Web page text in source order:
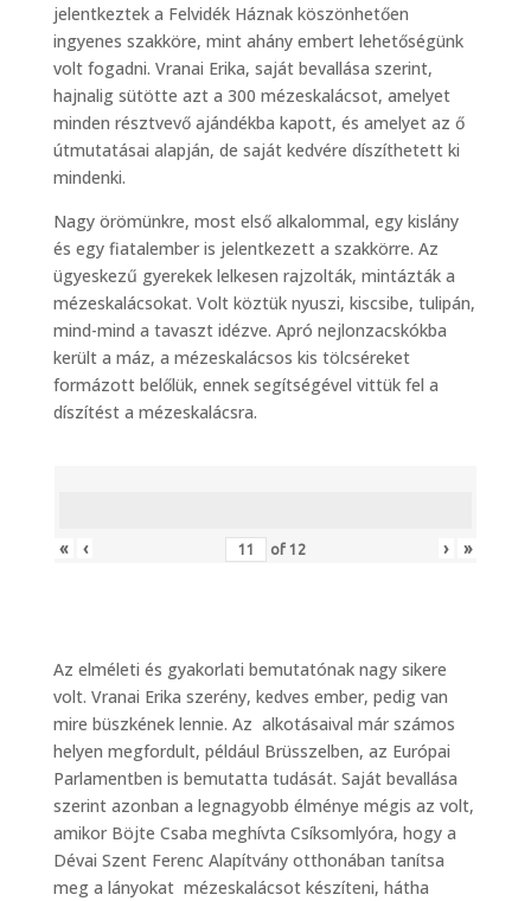
jelentkeztek a Felvidék Háznak köszönhetően
ingyenes szakköre, mint ahány embert lehetőségünk
volt fogadni. Vranai Erika, saját bevallása szerint,
hajnalig sütötte azt a 300 mézeskalácsot, amelyet
minden résztvevő ajándékba kapott, és amelyet az ő
útmutatásai alapján, de saját kedvére díszíthetett ki
mindenki.
Nagy örömünkre, most első alkalommal, egy kislány
és egy fiatalember is jelentkezett a szakkörre. Az
ügyeskezű gyerekek lelkesen rajzolták, mintázták a
mézeskalácsokat. Volt köztük nyuszi, kiscsibe, tulipán,
mind-mind a tavaszt idézve. Apró nejlonzacskókba
került a máz, a mézeskalácsos kis tölcséreket
formázott belőlük, ennek segítségével vittük fel a
díszítést a mézeskalácsra.
« ‹ of 12 › »
Az elméleti és gyakorlati bemutatónak nagy sikere
volt. Vranai Erika szerény, kedves ember, pedig van
mire büszkének lennie. Az alkotásaival már számos
helyen megfordult, például Brüsszelben, az Európai
Parlamentben is bemutatta tudását. Saját bevallása
szerint azonban a legnagyobb élménye mégis az volt,
amikor Böjte Csaba meghívta Csíksomlyóra, hogy a
Dévai Szent Ferenc Alapítvány otthonában tanítsa
meg a lányokat mézeskalácsot készíteni, hátha